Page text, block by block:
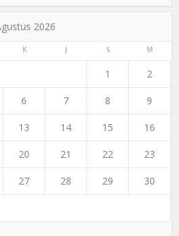
2026
K J S M
1 2
6 7 8 9
13 14 15 16
20 21 22 23
27 28 29 30